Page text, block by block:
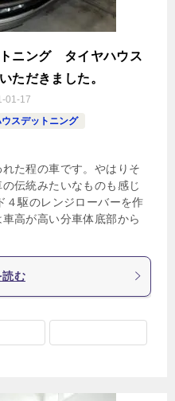
ニング タイヤハウス
ただきました。
01-17
スデットニング
た程の車です。やはりそ
伝統みたいなものも感じ
４駆のレンジローバーを作
高が高い分車体底部から
読む